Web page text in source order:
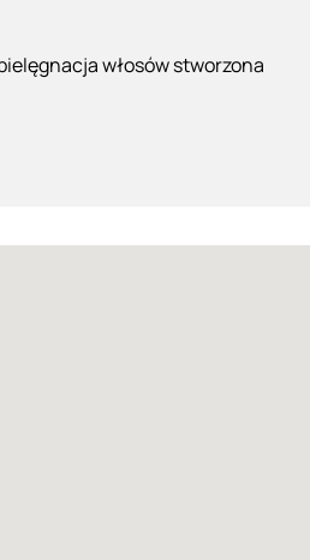
włosów stworzona